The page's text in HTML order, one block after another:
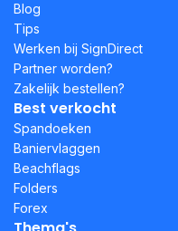
Blog
Tips
Werken bij SignDirect
Partner worden?
Zakelijk bestellen?
Best verkocht
Spandoeken
Baniervlaggen
Beachflags
Folders
Forex